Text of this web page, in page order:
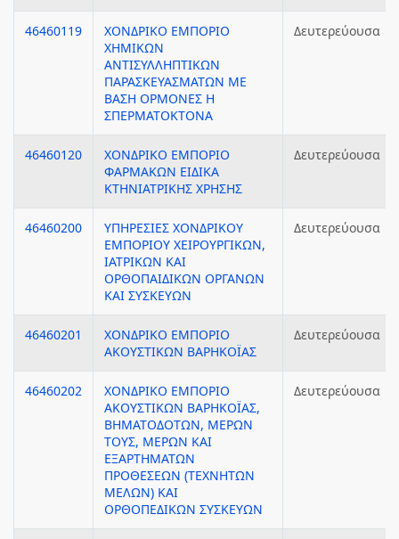
46460119
ΧΟΝΔΡΙΚΟ ΕΜΠΟΡΙΟ
ΧΗΜΙΚΩΝ
ΑΝΤΙΣΥΛΛΗΠΤΙΚΩΝ
ΠΑΡΑΣΚΕΥΑΣΜΑΤΩΝ ΜΕ
ΒΑΣΗ ΟΡΜΟΝΕΣ Η
ΣΠΕΡΜΑΤΟΚΤΟΝΑ
Δευτερεύουσα
46460120
ΧΟΝΔΡΙΚΟ ΕΜΠΟΡΙΟ
ΦΑΡΜΑΚΩΝ ΕΙΔΙΚΑ
ΚΤΗΝΙΑΤΡΙΚΗΣ ΧΡΗΣΗΣ
Δευτερεύουσα
46460200
ΥΠΗΡΕΣΙΕΣ ΧΟΝΔΡΙΚΟΥ
ΕΜΠΟΡΙΟΥ ΧΕΙΡΟΥΡΓΙΚΩΝ,
ΙΑΤΡΙΚΩΝ ΚΑΙ
ΟΡΘΟΠΑΙΔΙΚΩΝ ΟΡΓΑΝΩΝ
ΚΑΙ ΣΥΣΚΕΥΩΝ
Δευτερεύουσα
46460201
ΧΟΝΔΡΙΚΟ ΕΜΠΟΡΙΟ
ΑΚΟΥΣΤΙΚΩΝ ΒΑΡΗΚΟΪΑΣ
Δευτερεύουσα
46460202
ΧΟΝΔΡΙΚΟ ΕΜΠΟΡΙΟ
ΑΚΟΥΣΤΙΚΩΝ ΒΑΡΗΚΟΪΑΣ,
ΒΗΜΑΤΟΔΟΤΩΝ, ΜΕΡΩΝ
ΤΟΥΣ, ΜΕΡΩΝ ΚΑΙ
ΕΞΑΡΤΗΜΑΤΩΝ
ΠΡΟΘΕΣΕΩΝ (ΤΕΧΝΗΤΩΝ
ΜΕΛΩΝ) ΚΑΙ
ΟΡΘΟΠΕΔΙΚΩΝ ΣΥΣΚΕΥΩΝ
Δευτερεύουσα